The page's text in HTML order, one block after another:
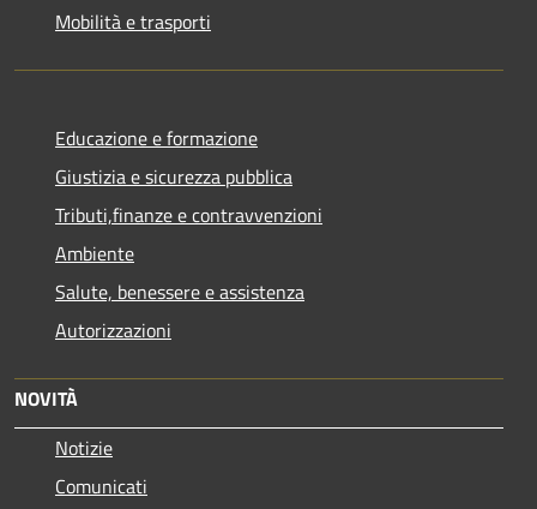
Mobilità e trasporti
Educazione e formazione
Giustizia e sicurezza pubblica
Tributi,finanze e contravvenzioni
Ambiente
Salute, benessere e assistenza
Autorizzazioni
NOVITÀ
Notizie
Comunicati